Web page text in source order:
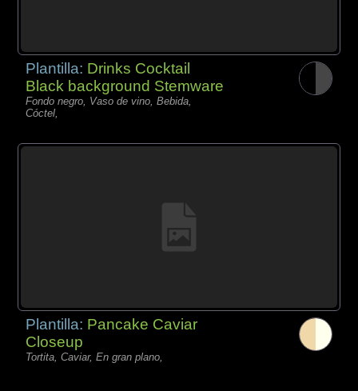
Plantilla: Drinks Cocktail
Black background Stemware
Fondo negro, Vaso de vino, Bebida,
Cóctel,
Plantilla: Pancake Caviar
Closeup
Tortita, Caviar, En gran plano,